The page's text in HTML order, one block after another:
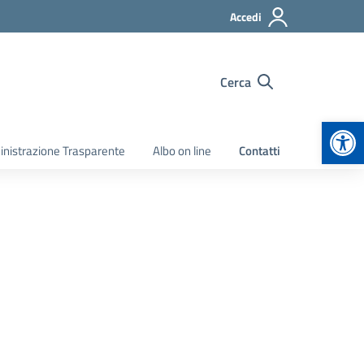
Accedi
Cerca
Trasparente Albo on line Contatti